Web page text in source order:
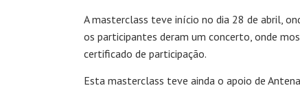
A masterclass teve início no dia 28 de abril,
os participantes deram um concerto, onde
certificado de participação.
Esta masterclass teve ainda o apoio de